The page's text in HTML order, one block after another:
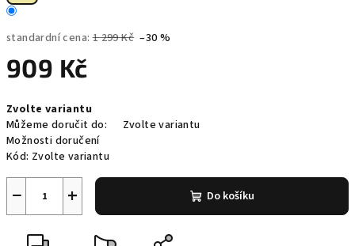
standardní cena: 1 299 Kč –30 %
909 Kč
cena:
Zvolte variantu
Můžeme doručit do:
Zvolte variantu
Možnosti doručení
Kód: Zvolte variantu
+
− Do košíku